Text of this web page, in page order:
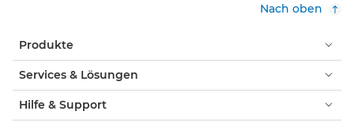
Nach oben
Produkte
Services & Lösungen
Hilfe & Support